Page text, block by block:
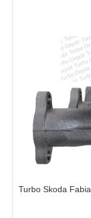
Turbo Skoda